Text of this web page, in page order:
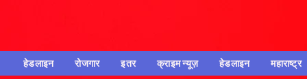
हेडलाइन रोजगार इतर क्राइम न्यूज़ हेडलाइन महाराष्ट्र